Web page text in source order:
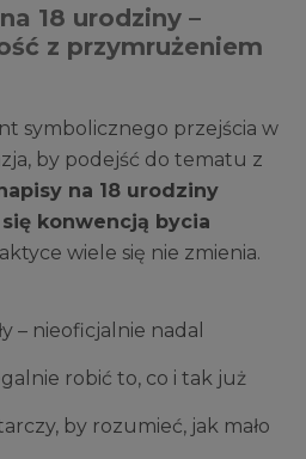
18 urodziny –
z przymrużeniem
symbolicznego przejścia w
by podejść do tematu z
na 18 urodziny
konwencją bycia
wiele się nie zmienia.
– nieoficjalnie nadal
robić to, co i tak już
by rozumieć, jak mało